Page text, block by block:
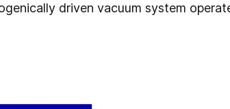
driven vacuum system